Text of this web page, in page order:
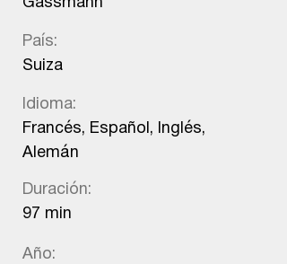
Gassmann
País:
Suiza
Idioma:
Francés, Español, Inglés,
Alemán
Duración:
97 min
Año: